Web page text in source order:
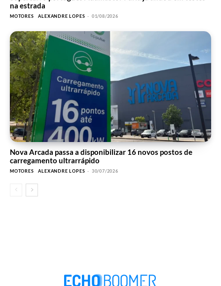
na estrada
MOTORES ALEXANDRE LOPES - 01/08/2026
Nova Arcada passa a disponibilizar 16 novos postos de
carregamento ultrarrápido
MOTORES ALEXANDRE LOPES - 30/07/2026